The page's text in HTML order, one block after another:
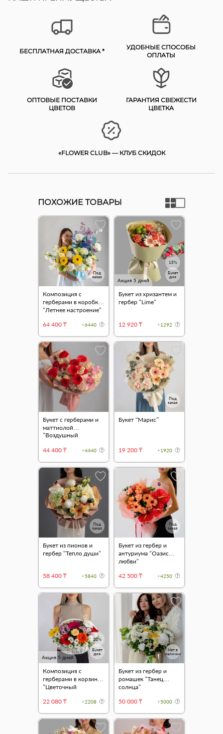
БЕСПЛАТНАЯ ДОСТАВКА *
УДОБНЫЕ СПОСОБЫ
ОПЛАТЫ
ОПТОВЫЕ ПОСТАВКИ
ЦВЕТОВ
ГАРАНТИЯ СВЕЖЕСТИ
ЦВЕТКА
«FLOWER CLUB» — КЛУБ СКИДОК
ПОХОЖИЕ ТОВАРЫ
Под
заказ
Композиция с
герберами в коробке
"Летнее настроение"
64 400 ₸
+6440
Акция 5 дней
15%
Букет
дня
Букет из хризантем и
гербер "Lime"
12 920 ₸ +1292
Букет с герберами и
маттиолой
"Воздушный
44 400 ₸
+4440
Под
заказ
Букет “Марис”
19 200 ₸ +1920
Под
заказ
Букет из пионов и
гербер "Тепло души"
58 400 ₸ +5840
Под
заказ
Букет из гербер и
антуриума "Оазис
любви"
42 500 ₸
+4250
Акция 5 дней
20%
Букет
дня
Композиция с
герберами в корзине
"Цветочный
22 080 ₸
+2208
Нет в
наличии
Букет из гербер и
ромашек "Танец
солнца"
50 000 ₸
+5000